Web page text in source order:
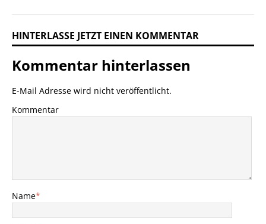
HINTERLASSE JETZT EINEN KOMMENTAR
Kommentar hinterlassen
E-Mail Adresse wird nicht veröffentlicht.
Kommentar
Name*